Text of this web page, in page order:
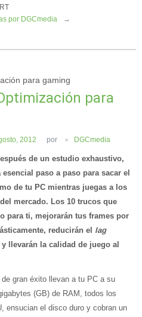
por DGCmedia
→
para gaming
para
2012 por DGCmedia
de un estudio exhaustivo,
paso a paso para sacar el
de tu PC mientras juegas a los
mercado. Los 10 trucos que
para ti, mejorarán tus frames por
reducirán el lag
llevarán la calidad de juego al
gran éxito llevan a tu PC a su
(GB) de RAM, todos los
ensucian el disco duro y cobran un